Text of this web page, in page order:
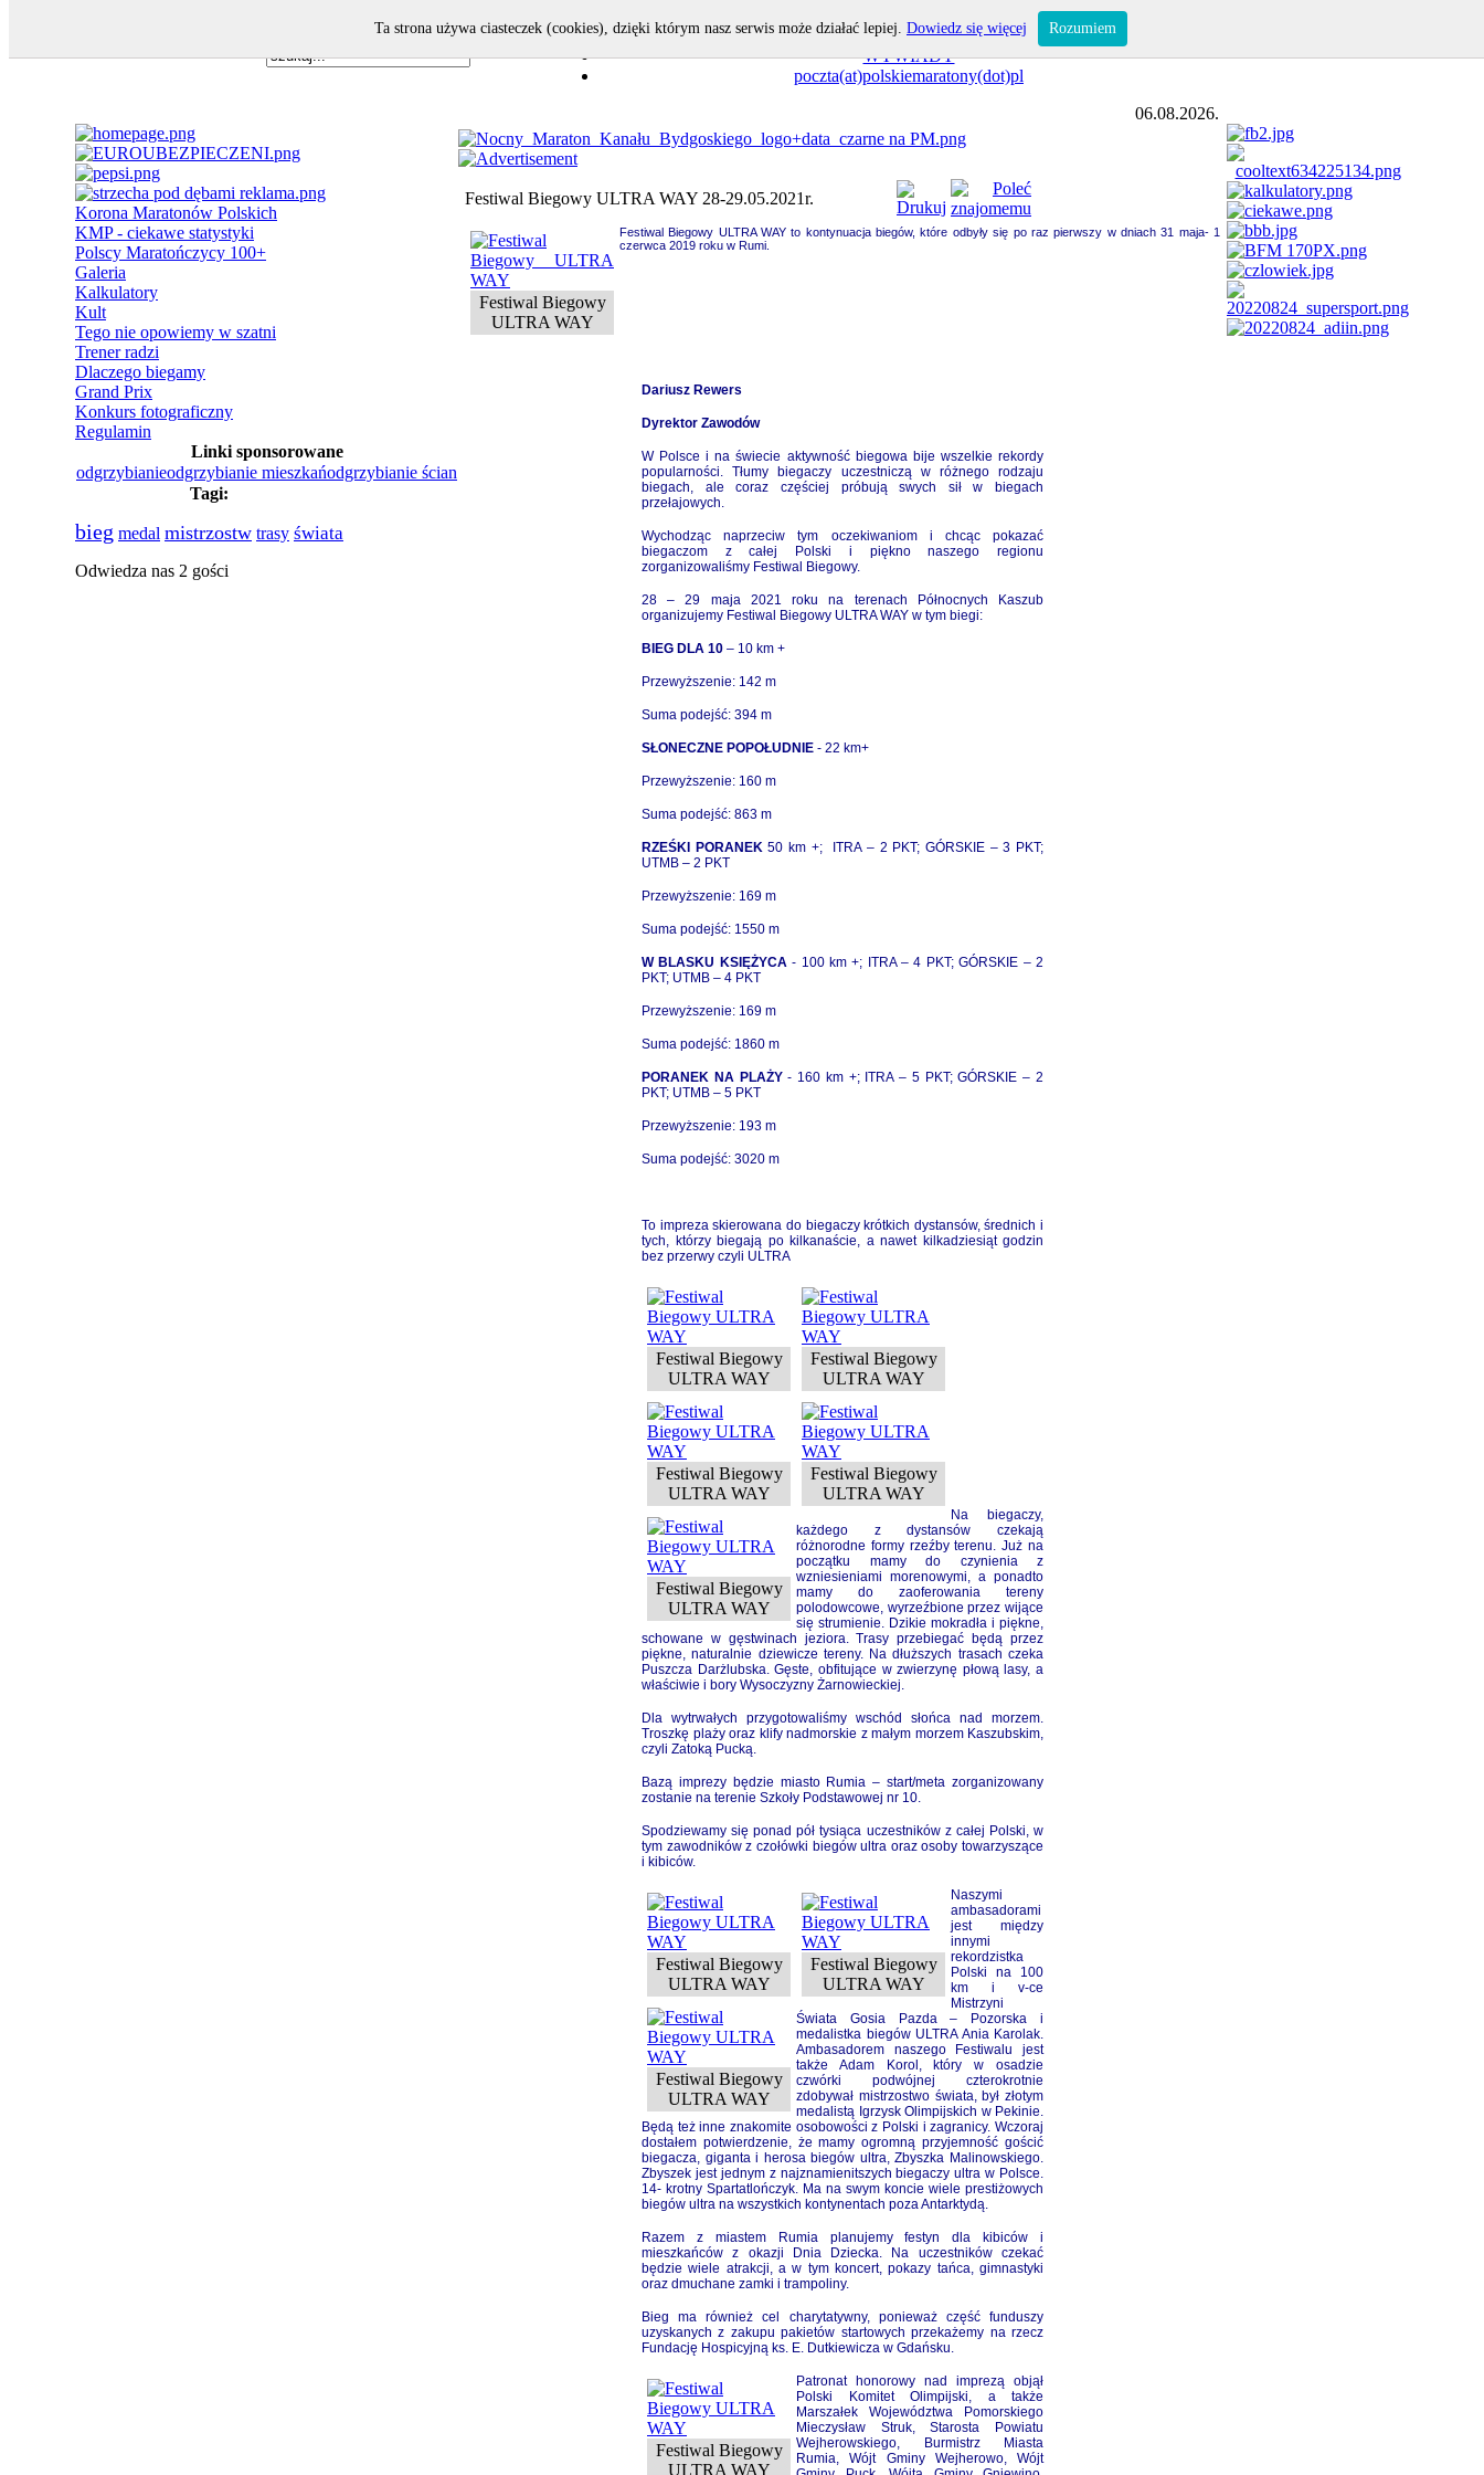
OPOWIEDZ I TY!
WYWIADY
poczta(at)polskiemaratony(dot)pl
06.08.2026.
Korona Maratonów Polskich
KMP - ciekawe statystyki
Polscy Maratończycy 100+
Galeria
Kalkulatory
Kult
Tego nie opowiemy w szatni
Trener radzi
Dlaczego biegamy
Grand Prix
Konkurs fotograficzny
Regulamin
Linki sponsorowane
odgrzybianieodgrzybianie mieszkańodgrzybianie ścian
Tagi:
bieg medal mistrzostw trasy świata
Odwiedza nas 2 gości
Festiwal Biegowy ULTRA WAY 28-29.05.2021r.
Festiwal Biegowy
ULTRA WAY
Festiwal Biegowy ULTRA WAY to kontynuacja biegów, które odbyły się po raz pierwszy w dniach 31 maja- 1
czerwca 2019 roku w Rumi.
Dariusz Rewers
Dyrektor Zawodów
W Polsce i na świecie aktywność biegowa bije wszelkie rekordy
popularności. Tłumy biegaczy uczestniczą w różnego rodzaju
biegach, ale coraz częściej próbują swych sił w biegach
przełajowych.
Wychodząc naprzeciw tym oczekiwaniom i chcąc pokazać
biegaczom z całej Polski i piękno naszego regionu
zorganizowaliśmy Festiwal Biegowy.
28 – 29 maja 2021 roku na terenach Północnych Kaszub
organizujemy Festiwal Biegowy ULTRA WAY w tym biegi:
BIEG DLA 10 – 10 km +
Przewyższenie: 142 m
Suma podejść: 394 m
SŁONECZNE POPOŁUDNIE - 22 km+
Przewyższenie: 160 m
Suma podejść: 863 m
RZEŚKI PORANEK50 km +;
ITRA – 2 PKT; GÓRSKIE – 3 PKT;
UTMB – 2 PKT
Przewyższenie: 169 m
Suma podejść: 1550 m
W BLASKU KSIĘŻYCA- 100 km +; ITRA – 4 PKT; GÓRSKIE – 2
PKT; UTMB – 4 PKT
Przewyższenie: 169 m
Suma podejść: 1860 m
PORANEK NA PLAŻY- 160 km +; ITRA – 5 PKT; GÓRSKIE – 2
PKT; UTMB – 5 PKT
Przewyższenie: 193 m
Suma podejść: 3020 m
To impreza skierowana do biegaczy krótkich dystansów, średnich i
tych, którzy biegają po kilkanaście, a nawet kilkadziesiąt godzin
bez przerwy czyli ULTRA
Festiwal Biegowy
ULTRA WAY
Festiwal Biegowy
ULTRA WAY
Festiwal Biegowy
ULTRA WAY
Festiwal Biegowy
ULTRA WAY
Festiwal Biegowy
ULTRA WAY
Na biegaczy,
każdego z dystansów czekają
różnorodne formy rzeźby terenu. Już na
początku mamy do czynienia z
wzniesieniami morenowymi, a ponadto
mamy do zaoferowania tereny
polodowcowe, wyrzeźbione przez wijące
się strumienie. Dzikie mokradła i piękne,
schowane w gęstwinach jeziora. Trasy przebiegać będą przez
piękne, naturalnie dziewicze tereny. Na dłuższych trasach czeka
Puszcza Darżlubska. Gęste, obfitujące w zwierzynę płową lasy, a
właściwie i bory Wysoczyzny Żarnowieckiej.
Dla wytrwałych przygotowaliśmy wschód słońca nad morzem.
Troszkę plaży oraz klify nadmorskie z małym morzem Kaszubskim,
czyli Zatoką Pucką.
Bazą imprezy będzie miasto Rumia – start/meta zorganizowany
zostanie na terenie Szkoły Podstawowej nr 10.
Spodziewamy się ponad pół tysiąca uczestników z całej Polski, w
tym zawodników z czołówki biegów ultra oraz osoby towarzyszące
i kibiców.
Festiwal Biegowy
ULTRA WAY
Festiwal Biegowy
ULTRA WAY
Festiwal Biegowy
ULTRA WAY
Naszymi
ambasadorami
jest między
innymi
rekordzistka
Polski na 100
km i v-ce
Mistrzyni
Świata Gosia Pazda – Pozorska i
medalistka biegów ULTRA Ania Karolak.
Ambasadorem naszego Festiwalu jest
także Adam Korol, który w osadzie
czwórki podwójnej czterokrotnie
zdobywał mistrzostwo świata, był złotym
medalistą Igrzysk Olimpijskich w Pekinie.
Będą też inne znakomite osobowości z Polski i zagranicy. Wczoraj
dostałem potwierdzenie, że mamy ogromną przyjemność gościć
biegacza, giganta i herosa biegów ultra, Zbyszka Malinowskiego.
Zbyszek jest jednym z najznamienitszych biegaczy ultra w Polsce.
14- krotny Spartatlończyk. Ma na swym koncie wiele prestiżowych
biegów ultra na wszystkich kontynentach poza Antarktydą.
Razem z miastem Rumia planujemy festyn dla kibiców i
mieszkańców z okazji Dnia Dziecka. Na uczestników czekać
będzie wiele atrakcji, a w tym koncert, pokazy tańca, gimnastyki
oraz dmuchane zamki i trampoliny.
Bieg ma również cel charytatywny, ponieważ część funduszy
uzyskanych z zakupu pakietów startowych przekażemy na rzecz
Fundację Hospicyjną ks. E. Dutkiewicza w Gdańsku.
Festiwal Biegowy
ULTRA WAY
Patronat honorowy nad imprezą objął
Polski Komitet Olimpijski, a także
Marszałek Województwa Pomorskiego
Mieczysław Struk, Starosta Powiatu
Wejherowskiego, Burmistrz Miasta
Rumia, Wójt Gminy Wejherowo, Wójt
Ta strona używa ciasteczek (cookies), dzięki którym nasz serwis może działać lepiej. Dowiedz się więcej Rozumiem